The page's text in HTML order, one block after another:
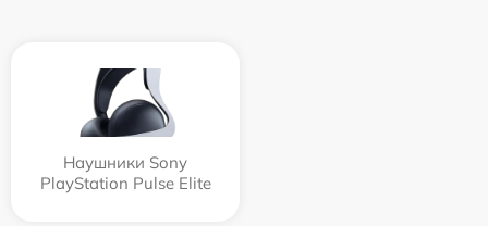
Наушники Sony
PlayStation Pulse Elite